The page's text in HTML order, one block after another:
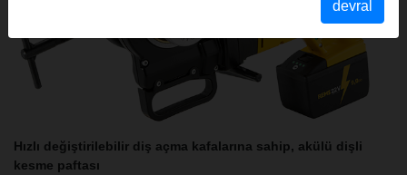
Hızlı değiştirilebilir diş açma kafalarına sahip, akülü dişli
kesme paftası
devral